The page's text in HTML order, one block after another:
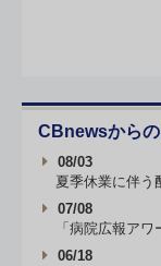
CBnewsから
08/03
夏季休業に伴う
07/08
「病院広報ア
06/18